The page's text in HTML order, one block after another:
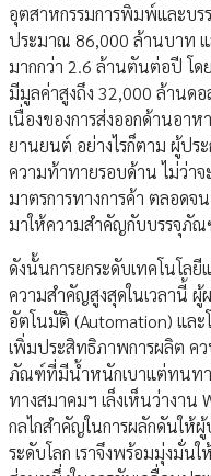
อุตสาหกรรมการพิมพ์และบ
ประมาณ 86,000 ล้านบาท
มากกว่า 2.6 ล้านตันต่อปี โด
มีมูลค่าสูงถึง 32,000 ล้านดอ
เนื่องของการส่งออกด้านอาห
ยานยนต์ อย่างไรก็ตาม ผู้ปร
ความท้าทายรอบด้าน ไม่ว่าจ
มาตรการทางการค้า ตลอด
มาให้ความสำคัญกับบรรจุภั
ดังนั้นการยกระดับเทคโนโล
ความสำคัญสูงสุดในเวลานี้
อัตโนมัติ (Automation) และ
เพิ่มประสิทธิภาพการผลิต ค
ภัณฑ์ที่มีน้ำหนักเบาแต่ทนทา
ทางสมาคมฯ เล็งเห็นว่างาน
กลไกสำคัญในการผลักดันให้
ระดับโลก เราจึงพร้อมมุ่งมั่น